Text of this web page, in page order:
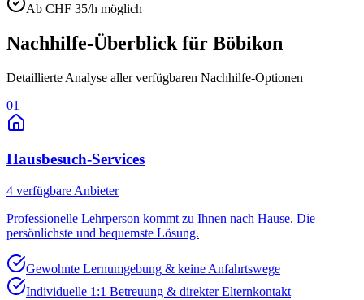
Ab CHF 35/h möglich
Nachhilfe-Überblick für Böbikon
Detaillierte Analyse aller verfügbaren Nachhilfe-Optionen
01
Hausbesuch-Services
4 verfügbare Anbieter
Professionelle Lehrperson kommt zu Ihnen nach Hause. Die
persönlichste und bequemste Lösung.
Gewohnte Lernumgebung & keine Anfahrtswege
Individuelle 1:1 Betreuung & direkter Elternkontakt